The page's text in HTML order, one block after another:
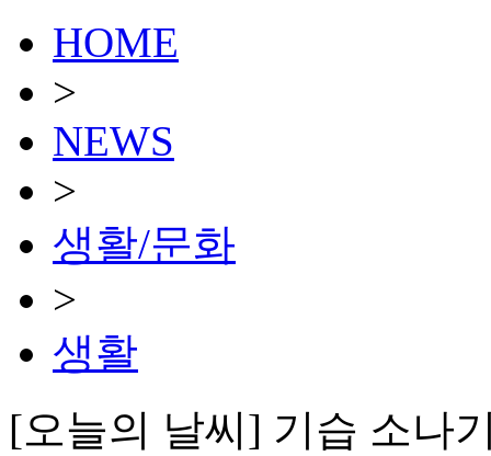
HOME
>
NEWS
>
생활/문화
>
생활
[오늘의 날씨] 기습 소나